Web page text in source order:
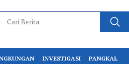
INVESTIGASI PANGKAL